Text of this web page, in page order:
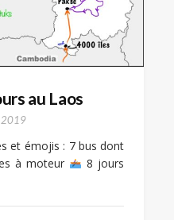
au Laos
2019
et émojis : 7 bus dont
à moteur
8 jours